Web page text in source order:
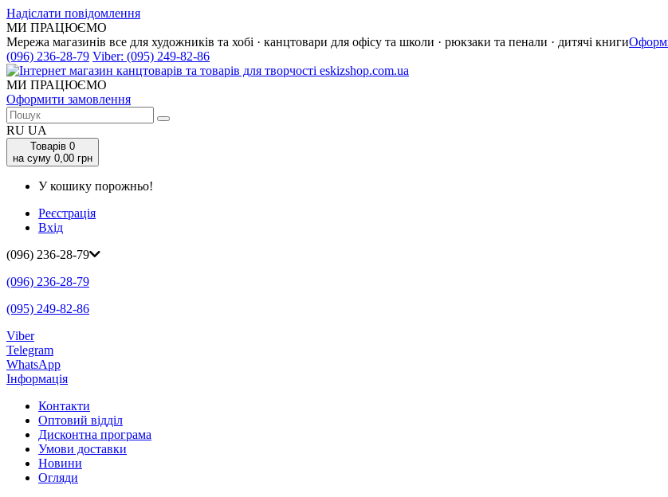
Надіслати повідомлення
МИ ПРАЦЮЄМО
Мережа магазинів все для художників та хобі · канцтовари для офісу та школи · рюкзаки та пенали · дитячі книги
(096) 236-28-79 Viber: (095) 249-82-86
МИ ПРАЦЮЄМО
Оформити замовлення
RU UA
Товарів 0
на суму 0,00 грн
У кошику порожньо!
Реєстрація
Вхід
(096) 236-28-79
(096) 236-28-79
(095) 249-82-86
Viber
Telegram
WhatsApp
Інформація
Контакти
Оптовий відділ
Дисконтна програма
Умови доставки
Новини
Огляди